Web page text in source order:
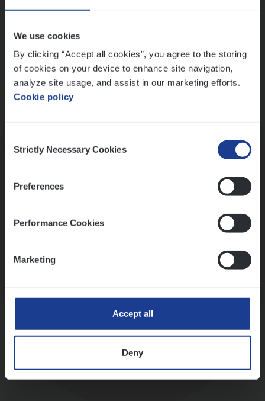
We use cookies
By clicking “Accept all cookies”, you agree to the storing
of cookies on your device to enhance site navigation,
analyze site usage, and assist in our marketing efforts.
Cookie policy
Selection
Strictly Necessary Cookies
Preferences
Performance Cookies
Marketing
Accept all
Deny